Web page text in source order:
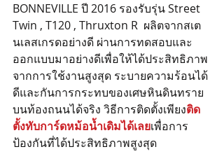
BONNEVILLE ปี 2016 รองรับรุ่น Street
Twin , T120 , Thruxton R  ผลิตจากสเต
นเลสเกรดอย่างดี ผ่านการทดสอบและ
ออกแบบมาอย่างดีเพื่อให้ได้ประสิทธิภาพ
จากการใช้งานสูงสุด ระบายความร้อนได้
ดีและกันการกระทบของเศษหินดินทราย
บนท้องถนนได้จริง วิธีการติดตั้งเพียงติด
ตั้งทับการ์ดหม้อน้ำเดิมได้เลยเพื่อการ
ป้องกันที่ได้ประสิทธิภาพสูงสุด